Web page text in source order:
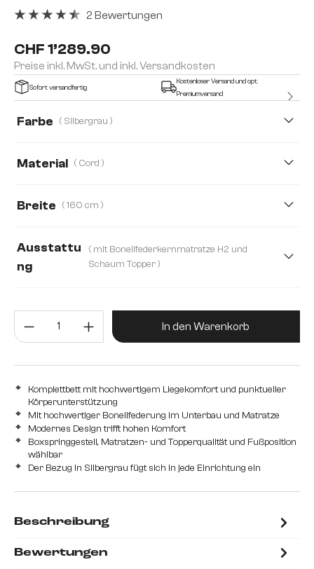
CHF 1’289.90
Preise inkl. MwSt. und inkl. Versandkosten
2 Bewertungen
Sofort versandfertig
Kostenloser Versand und opt.
Premiumversand
Farbe ( Silbergrau )
Material ( Cord )
Breite ( 160 cm )
200 cm
Ausstattu
ng
( mit Bonellfederkernmatratze H2 und
Schaum Topper )
mit Taschenfederkernmatratze H2/H3 und Visco Topper
Produkt Anzahl: Gib den
In den Warenkorb
Komplettbett mit hochwertigem Liegekomfort und punktueller
Körperunterstützung
Mit hochwertiger Bonellfederung im Unterbau und Matratze
Modernes Design trifft hohen Komfort
Boxspringgestell, Matratzen- und Topperqualität und Fußposition
wählbar
Der Bezug in Silbergrau fügt sich in jede Einrichtung ein
Beschreibung
Bewertungen